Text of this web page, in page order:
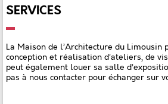
SERVICES
La Maison de l’Architecture du
conception et réalisation d’ateliers, de
peut également louer sa salle
pas à nous contacter pour échanger sur